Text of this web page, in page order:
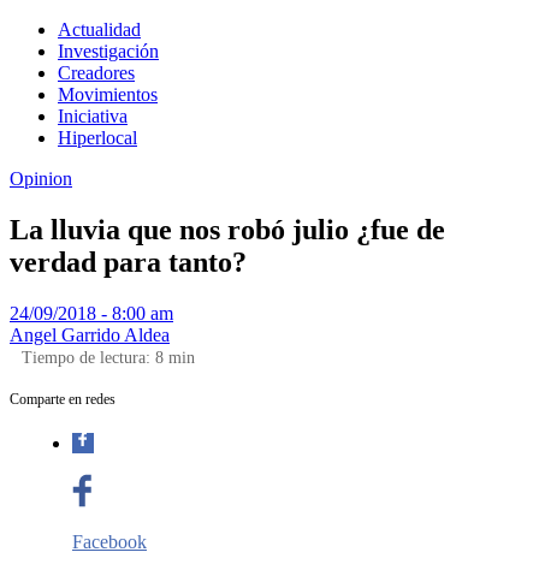
Actualidad
Investigación
Creadores
Movimientos
Iniciativa
Hiperlocal
Opinion
La lluvia que nos robó julio ¿fue de
verdad para tanto?
24/09/2018 - 8:00 am
Angel Garrido Aldea
Tiempo de lectura: 8 min
Comparte en redes
Facebook